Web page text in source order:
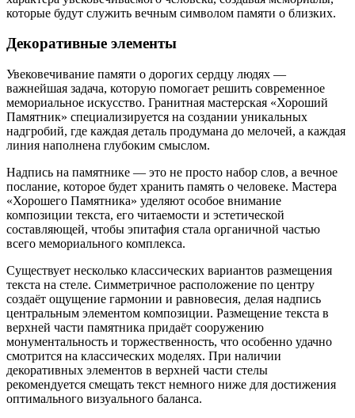
которые будут служить вечным символом памяти о близких.
Декоративные элементы
Увековечивание памяти о дорогих сердцу людях —
важнейшая задача, которую помогает решить современное
мемориальное искусство. Гранитная мастерская «Хороший
Памятник» специализируется на создании уникальных
надгробий, где каждая деталь продумана до мелочей, а каждая
линия наполнена глубоким смыслом.
Надпись на памятнике — это не просто набор слов, а вечное
послание, которое будет хранить память о человеке. Мастера
«Хорошего Памятника» уделяют особое внимание
композиции текста, его читаемости и эстетической
составляющей, чтобы эпитафия стала органичной частью
всего мемориального комплекса.
Существует несколько классических вариантов размещения
текста на стеле. Симметричное расположение по центру
создаёт ощущение гармонии и равновесия, делая надпись
центральным элементом композиции. Размещение текста в
верхней части памятника придаёт сооружению
монументальность и торжественность, что особенно удачно
смотрится на классических моделях. При наличии
декоративных элементов в верхней части стелы
рекомендуется смещать текст немного ниже для достижения
оптимального визуального баланса.